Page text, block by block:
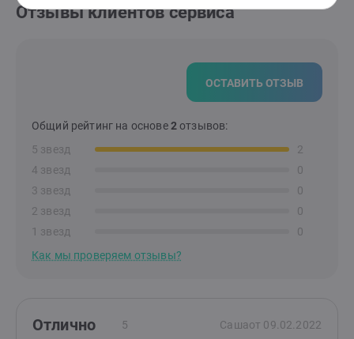
Отзывы клиентов сервиса
ОСТАВИТЬ ОТЗЫВ
Как мы проверяем отзывы?
Общий рейтинг на основе2отзывов:
5 звезд
2
4 звезд
0
3 звезд
0
2 звезд
0
1 звезд
0
Отлично 5 Сашаот 09.02.2022